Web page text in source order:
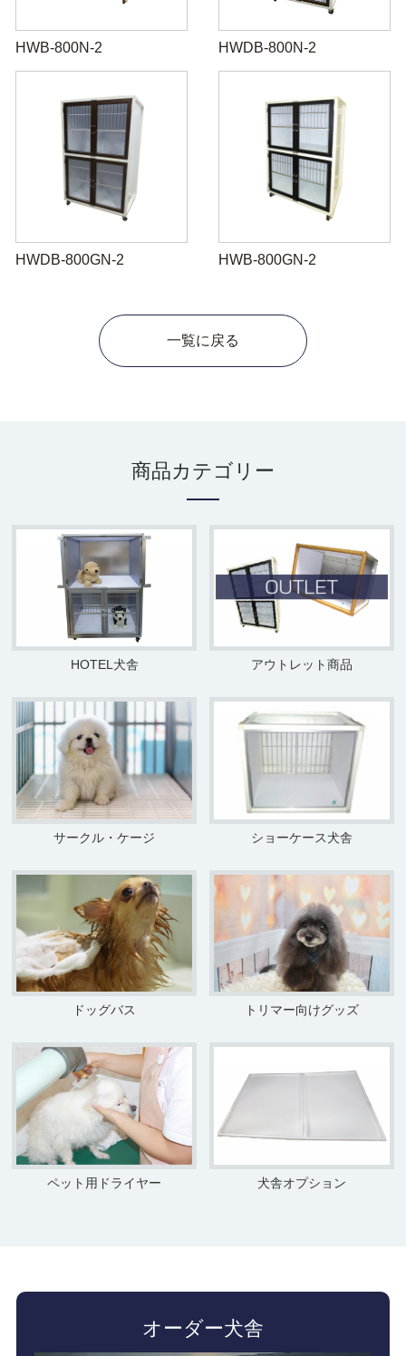
HWB-800N-2 HWDB-800N-2
HWDB-800GN-2 HWB-800GN-2
一覧に戻る
商品カテゴリー
HOTEL犬舎 アウトレット商品
サークル・ケージ ショーケース犬舎
ドッグバス トリマー向けグッズ
ペット用ドライヤー 犬舎オプション
オーダー犬舎